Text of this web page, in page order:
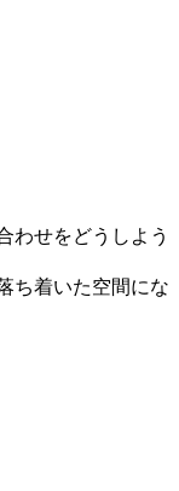
わせをどうしよう
ち着いた空間にな